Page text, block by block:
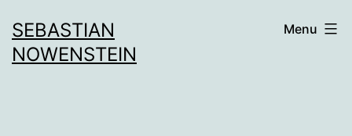
au
contenu
SEBASTIAN
NOWENSTEIN
Menu